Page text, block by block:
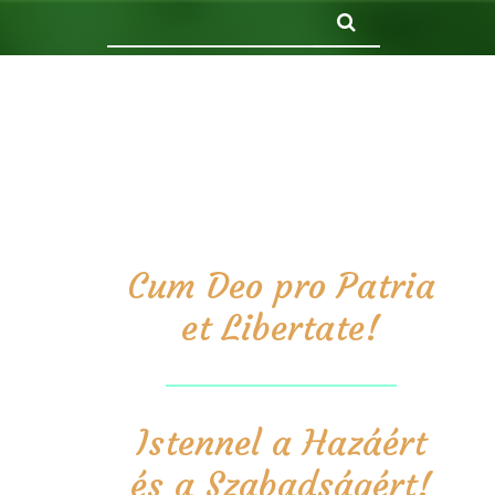
Cum Deo pro Patria
et Libertate!
Istennel a Hazáért
és a Szabadságért!